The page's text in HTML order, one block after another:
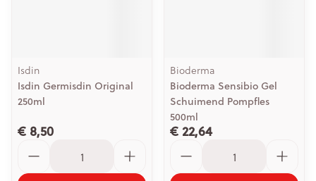
Isdin
Isdin Germisdin Original
250ml
€ 8,50
Bioderma
Bioderma Sensibio Gel
Schuimend Pompfles
500ml
€ 22,64